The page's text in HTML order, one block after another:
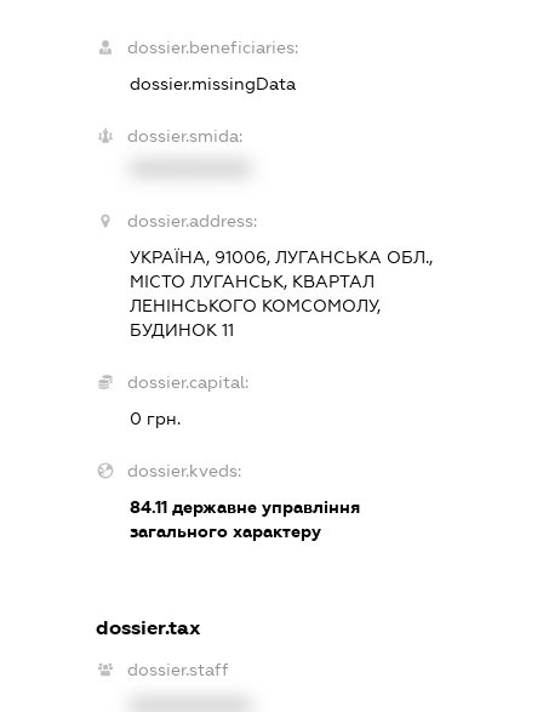
dossier.beneficiaries:
dossier.missingData
dossier.smida:
dossier.address:
УКРАЇНА, 91006, ЛУГАНСЬКА ОБЛ.,
МІСТО ЛУГАНСЬК, КВАРТАЛ
ЛЕНІНСЬКОГО КОМСОМОЛУ,
БУДИНОК 11
dossier.capital:
0 грн.
dossier.kveds:
84.11державне управління
загального характеру
dossier.tax
dossier.staff